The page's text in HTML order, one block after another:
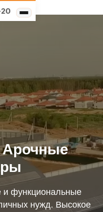
Арочные
функциональные
нужд. Высокое